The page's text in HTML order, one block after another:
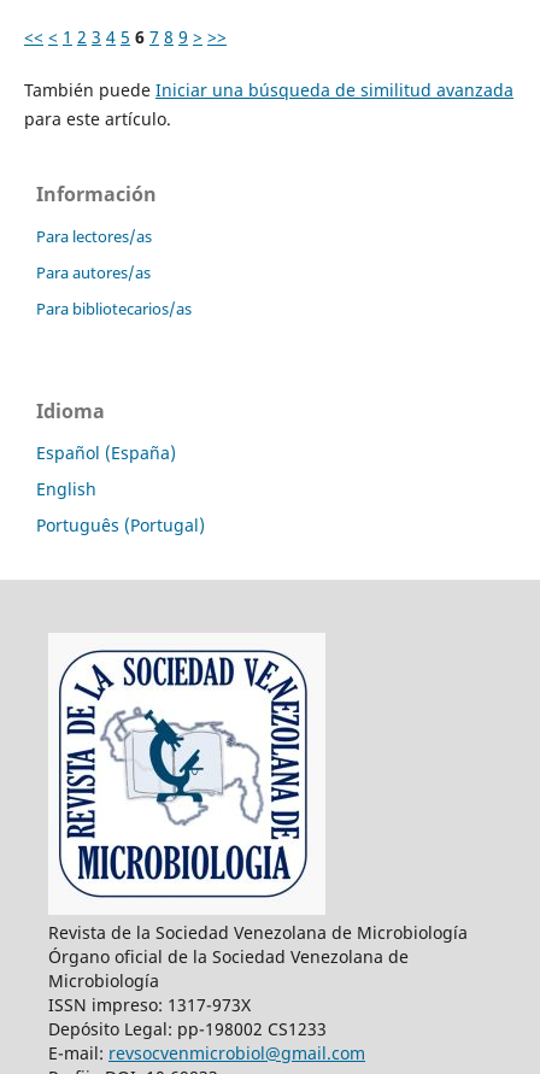
<< < 1 2 3 4 5 6 7 8 9 > >>
También puede Iniciar una búsqueda de similitud avanzada
para este artículo.
Información
Para lectores/as
Para autores/as
Para bibliotecarios/as
Idioma
Español (España)
English
Português (Portugal)
Revista de la Sociedad Venezolana de Microbiología
Órgano oficial de la Sociedad Venezolana de
Microbiología
ISSN impreso: 1317-973X
Depósito Legal: pp-198002 CS1233
E-mail: revsocvenmicrobiol@gmail.com